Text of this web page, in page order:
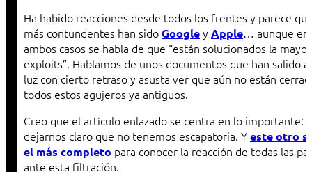
Ha habido reacciones desde todos los frentes y parece
más contundentes han sidoGoogley Apple… aunque en
ambos casos se habla de que “están solucionados la
exploits”. Hablamos de unos documentos que han salido a
luz con cierto retraso y asusta ver que aún no están
todos estos agujeros ya antiguos.
Creo que el artículo enlazado se centra en lo importante:
dejarnos claro que no tenemos escapatoria. Yeste otro
el más completo para conocer la reacción de todas las
ante esta filtración.